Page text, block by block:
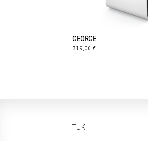
GEORGE
319,00 €
TUKI